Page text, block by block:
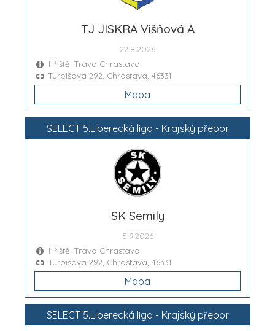
TJ JISKRA Višňová A
22.8.2026
Hřiště: Tráva Chrastava
Turpišova 292, Chrastava, 46331
Mapa
SELECT 5.Liberecká liga - Krajský přebor
SK Semily
5.9.2026
Hřiště: Tráva Chrastava
Turpišova 292, Chrastava, 46331
Mapa
SELECT 5.Liberecká liga - Krajský přebor